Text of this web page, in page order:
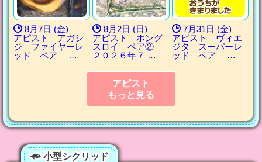
8月7日 (金)
アピスト アガシ
ジ ファイヤーレ
ッド ペア …
8月2日 (日)
アピスト ホング
スロイ ペア②
２０２６年７ …
7月31日 (金)
アピスト ヴィエ
ジタ スーパーレ
ッド ペア …
アピスト
もっと見る
小型シクリッド